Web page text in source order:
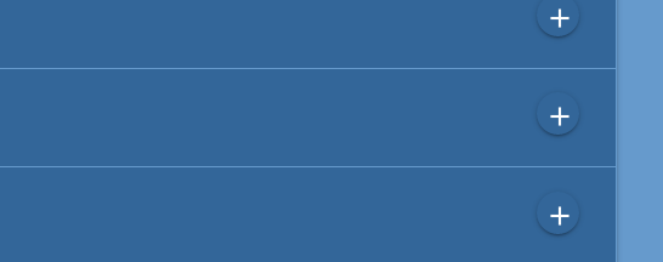
add
add
add